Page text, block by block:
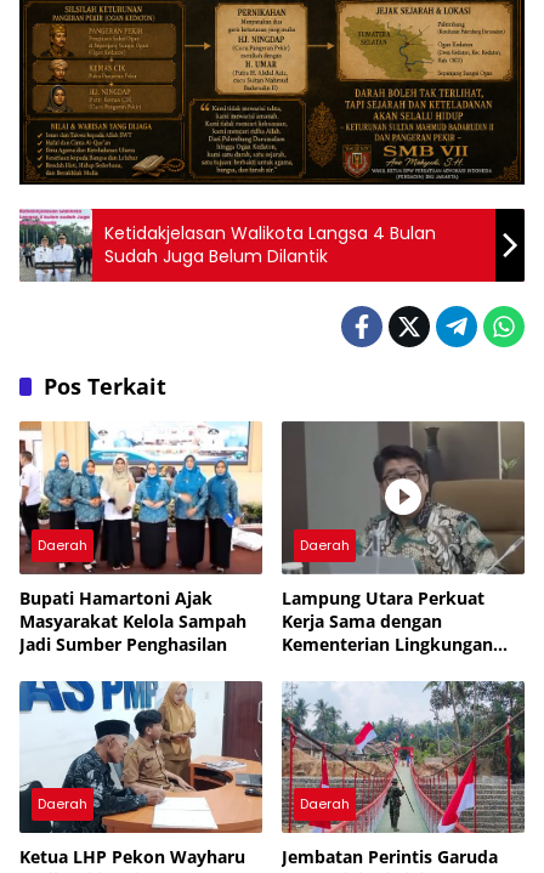
Ketidakjelasan Walikota Langsa 4 Bulan
Sudah Juga Belum Dilantik
Pos Terkait
Daerah
Bupati Hamartoni Ajak
Masyarakat Kelola Sampah
Jadi Sumber Penghasilan
Daerah
Lampung Utara Perkuat
Kerja Sama dengan
Kementerian Lingkungan
Pengelolaan Sampah
Daerah
Ketua LHP Pekon Wayharu
Daerah
Jembatan Perintis Garuda